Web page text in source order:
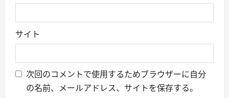
サイト
次回のコメントで使用するためブラウザーに自分
の名前、メールアドレス、サイトを保存する。